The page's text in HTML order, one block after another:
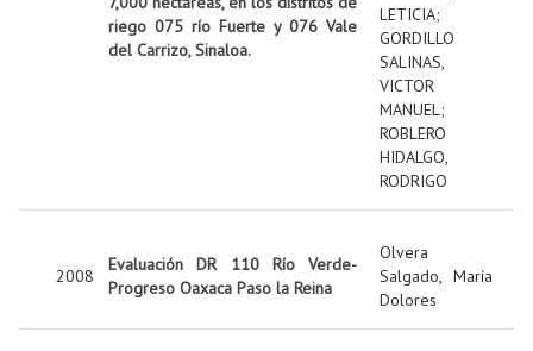
riego 075 río Fuerte y 076 Vale
del Carrizo, Sinaloa.
LETICIA;
GORDILLO
SALINAS,
VICTOR
MANUEL;
ROBLERO
HIDALGO,
RODRIGO
2008
Evaluación DR 110 Río Verde-
Progreso Oaxaca Paso la Reina
Olvera
Salgado, María
Dolores